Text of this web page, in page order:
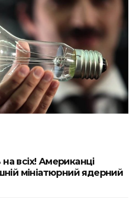
на всіх! Американці
мініатюрний ядерний